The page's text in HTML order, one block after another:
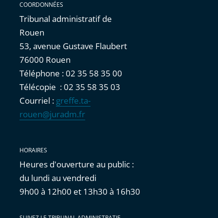
COORDONNÉES
Tribunal administratif de
Rouen
53, avenue Gustave Flaubert
76000 Rouen
Téléphone : 02 35 58 35 00
Télécopie : 02 35 58 35 03
Courriel : greffe.ta-
rouen@juradm.fr
HORAIRES
Heures d'ouverture au public :
du lundi au vendredi
9h00 à 12h00 et 13h30 à 16h30